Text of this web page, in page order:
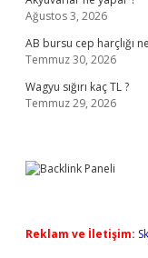
Ağustos 3, 2026
AB bursu cep harçlığı
Temmuz 30, 2026
Wagyu sığırı kaç TL ?
Temmuz 29, 2026
Reklam ve İletişim: